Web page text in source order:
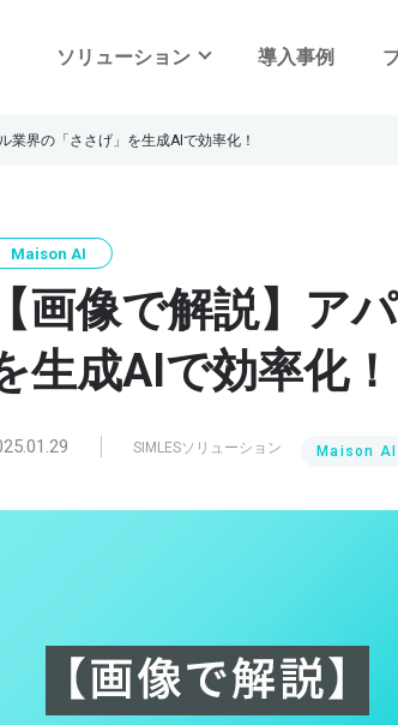
ソリューション
最適な在庫の配分
在庫コントロールシ
OMOに対応したEC
売上・粗利・在庫
Maison AI
ビジネス×クリエイ
導入事例
業界の「ささげ」を生成AIで効率化！
Maison AI
【画像で解説】ア
生成AIで効率化！
SIMLESソリューション Maison AI